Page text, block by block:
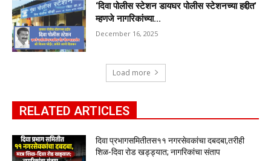
‘दिवा पोलीस स्टेशन डायघर पोलीस स्टेशनच्या हद्दीत’
म्हणजे नागरिकांच्या...
December 16, 2025
Load more
RELATED ARTICLES
दिवा प्रभागसमितीतस११ नगरसेवकांचा दबदबा,तरीही
शिळ-दिवा रोड खड्ड्यात; नागरिकांचा संताप